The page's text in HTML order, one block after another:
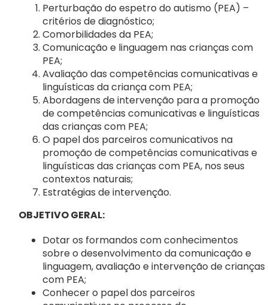
Contactos
Apoie a ANIP
Perturbação do espetro do autismo (PEA) –
critérios de diagnóstico;
Comorbilidades da PEA;
Comunicação e linguagem nas crianças com
PEA;
Avaliação das competências comunicativas e
linguísticas da criança com PEA;
Abordagens de intervenção para a promoção
de competências comunicativas e linguísticas
das crianças com PEA;
O papel dos parceiros comunicativos na
promoção de competências comunicativas e
linguísticas das crianças com PEA, nos seus
contextos naturais;
Estratégias de intervenção.
OBJETIVO GERAL:
Dotar os formandos com conhecimentos
sobre o desenvolvimento da comunicação e
linguagem, avaliação e intervenção de crianças
com PEA;
Conhecer o papel dos parceiros